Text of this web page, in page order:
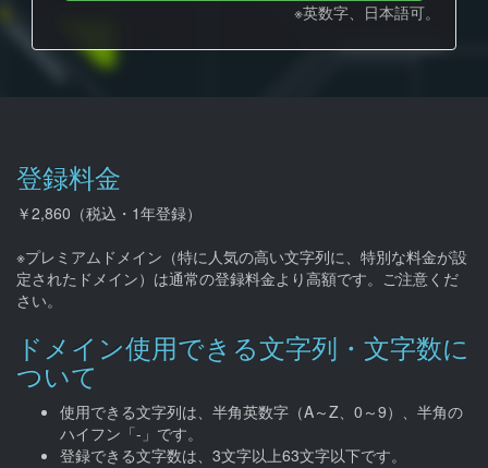
※英数字、日本語可。
登録料金
￥2,860（税込・1年登録）
※プレミアムドメイン（特に人気の高い文字列に、特別な料金が設
定されたドメイン）は通常の登録料金より高額です。ご注意くだ
さい。
ドメイン使用できる文字列・文字数に
ついて
使用できる文字列は、半角英数字（A～Z、0～9）、半角の
ハイフン「-」です。
登録できる文字数は、3文字以上63文字以下です。